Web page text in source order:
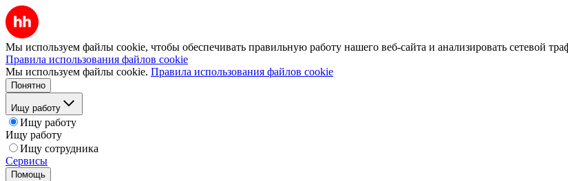
Мы используем файлы cookie, чтобы обеспечивать правильную работу нашего веб-сайта и анализировать сетевой
Правила использования файлов cookie
Мы используем файлы cookie. Правила использования файлов cookie
Понятно
Ищу работу
Ищу работу
Ищу работу
Ищу сотрудника
Сервисы
Помощь